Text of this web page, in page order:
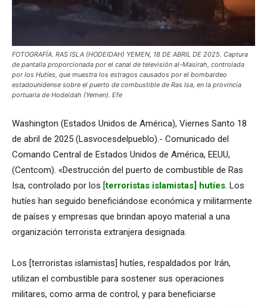
FOTOGRAFÍA. RAS ISLA (HODEIDAH) YEMEN, 18 DE ABRIL DE 2025. Captura
de pantalla proporcionada por el canal de televisión al-Masirah, controlada
por los Hutíes, que muestra los estragos causados por el bombardeo
estadounidense sobre el puerto de combustible de Ras Isa, en la provincia
portuaria de Hodeidah (Yemen). Efe
Washington (Estados Unidos de América), Viernes Santo 18
de abril de 2025 (Lasvocesdelpueblo).- Comunicado del
Comando Central de Estados Unidos de América, EEUU,
(Centcom). «Destrucción del puerto de combustible de Ras
Isa, controlado por los [terroristas islamistas] hutíes. Los
hutíes han seguido beneficiándose económica y militarmente
de países y empresas que brindan apoyo material a una
organización terrorista extranjera designada.
Los [terroristas islamistas] hutíes, respaldados por Irán,
utilizan el combustible para sostener sus operaciones
militares, como arma de control, y para beneficiarse